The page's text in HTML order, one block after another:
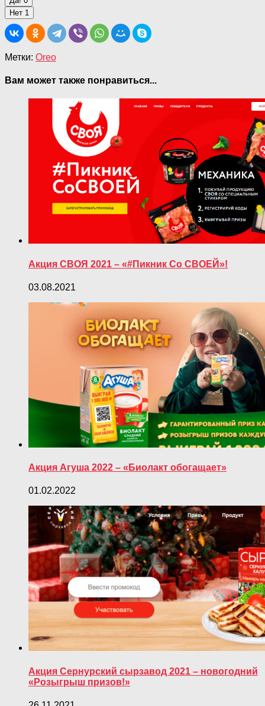
Нет 1
Метки: Oreo
Вам может также понравиться...
Акция СВОЯ 2021 – «#Пикник Со СВОЕЙ»!
03.08.2021
Акция Агуша 2022 – «Биолакт обогащает»
01.02.2022
Акция Сернурский сырзавод 2021 – новогодний
«Розыгрыш призов!»